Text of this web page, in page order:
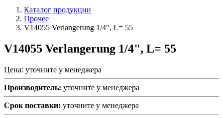
Каталог продукции
Прочее
V14055 Verlangerung 1/4", L= 55
V14055 Verlangerung 1/4", L= 55
Цена: уточните у менеджера
Производитель: уточните у менеджера
Срок поставки: уточните у менеджера